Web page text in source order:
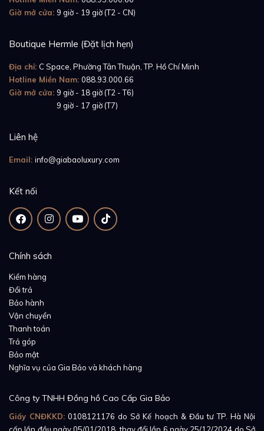
Giờ mở cửa: 9 giờ - 19 giờ (T2 - CN)
Boutique Hermle (Đặt lịch hẹn)
Địa chỉ: C Space, Phường Tân Thuận, TP. Hồ Chí Minh
Hotline Miền Nam: 088.93.000.66
Giờ mở cửa: 9 giờ - 18 giờ (T2 - T6)
9 giờ - 17 giờ (T7)
Liên hệ
Email: info@giabaoluxury.com
Kết nối
Chính sách
Kiểm hàng
Đổi trả
Bảo hành
Vận chuyển
Thanh toán
Trả góp
Bảo mật
Nghĩa vụ của Gia Bảo và khách hàng
Công ty TNHH Đồng hồ Cao Cấp Gia Bảo
Giấy CNĐKKD: 0108121176 do Sở Kế hoạch & Đầu tư TP. Hà Nội
cấp lần đầu ngày 05/01/2018, thay đổi lần 6 ngày 25/12/2024 do Sở